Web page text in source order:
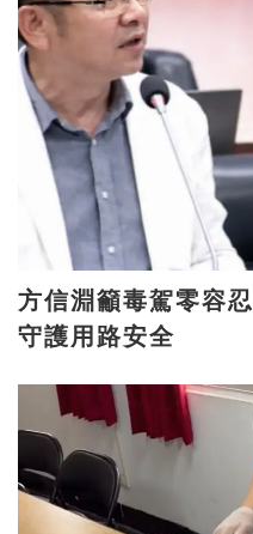
方信淵籲毒駕零容忍 促高市強化防制機制
守護用路安全